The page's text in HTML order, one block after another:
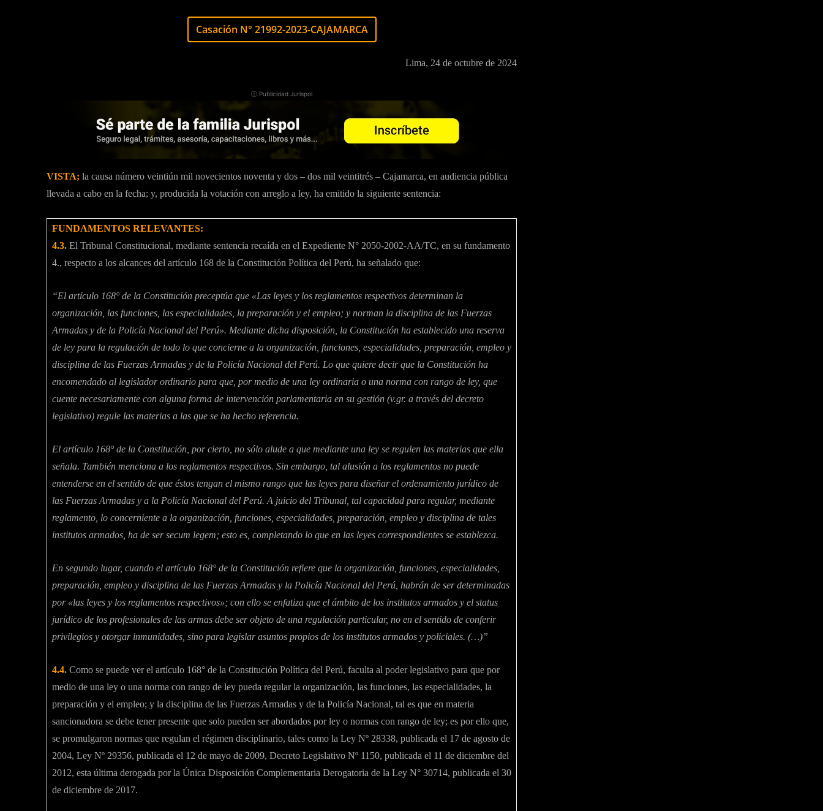
Casación N° 21992-2023-CAJAMARCA
Lima, 24 de octubre de 2024
ⓘ Publicidad Jurispol
VISTA; la causa número veintiún mil novecientos noventa y dos – dos mil veintitrés – Cajamarca, en audiencia pública
llevada a cabo en la fecha; y, producida la votación con arreglo a ley, ha emitido la siguiente sentencia:
FUNDAMENTOS RELEVANTES:
4.3. El Tribunal Constitucional, mediante sentencia recaída en el Expediente N° 2050-2002-AA/TC, en su fundamento
4., respecto a los alcances del artículo 168 de la Constitución Política del Perú, ha señalado que:
“El artículo 168° de la Constitución preceptúa que «Las leyes y los reglamentos respectivos determinan la
organización, las funciones, las especialidades, la preparación y el empleo; y norman la disciplina de las Fuerzas
Armadas y de la Policía Nacional del Perú». Mediante dicha disposición, la Constitución ha establecido una reserva
de ley para la regulación de todo lo que concierne a la organización, funciones, especialidades, preparación, empleo y
disciplina de las Fuerzas Armadas y de la Policía Nacional del Perú. Lo que quiere decir que la Constitución ha
encomendado al legislador ordinario para que, por medio de una ley ordinaria o una norma con rango de ley, que
cuente necesariamente con alguna forma de intervención parlamentaria en su gestión (v.gr. a través del decreto
legislativo) regule las materias a las que se ha hecho referencia.
El artículo 168° de la Constitución, por cierto, no sólo alude a que mediante una ley se regulen las materias que ella
señala. También menciona a los reglamentos respectivos. Sin embargo, tal alusión a los reglamentos no puede
entenderse en el sentido de que éstos tengan el mismo rango que las leyes para diseñar el ordenamiento jurídico de
las Fuerzas Armadas y a la Policía Nacional del Perú. A juicio del Tribunal, tal capacidad para regular, mediante
reglamento, lo concerniente a la organización, funciones, especialidades, preparación, empleo y disciplina de tales
institutos armados, ha de ser secum legem; esto es, completando lo que en las leyes correspondientes se establezca.
En segundo lugar, cuando el artículo 168° de la Constitución refiere que la organización, funciones, especialidades,
preparación, empleo y disciplina de las Fuerzas Armadas y la Policía Nacional del Perú, habrán de ser determinadas
por «las leyes y los reglamentos respectivos»; con ello se enfatiza que el ámbito de los institutos armados y el status
jurídico de los profesionales de las armas debe ser objeto de una regulación particular, no en el sentido de conferir
privilegios y otorgar inmunidades, sino para legislar asuntos propios de los institutos armados y policiales. (…)”
4.4. Como se puede ver el artículo 168° de la Constitución Política del Perú, faculta al poder legislativo para que por
medio de una ley o una norma con rango de ley pueda regular la organización, las funciones, las especialidades, la
preparación y el empleo; y la disciplina de las Fuerzas Armadas y de la Policía Nacional, tal es que en materia
sancionadora se debe tener presente que solo pueden ser abordados por ley o normas con rango de ley; es por ello que,
se promulgaron normas que regulan el régimen disciplinario, tales como la Ley Nº 28338, publicada el 17 de agosto de
2004, Ley Nº 29356, publicada el 12 de mayo de 2009, Decreto Legislativo Nº 1150, publicada el 11 de diciembre del
2012, esta última derogada por la Única Disposición Complementaria Derogatoria de la Ley N° 30714, publicada el 30
de diciembre de 2017.